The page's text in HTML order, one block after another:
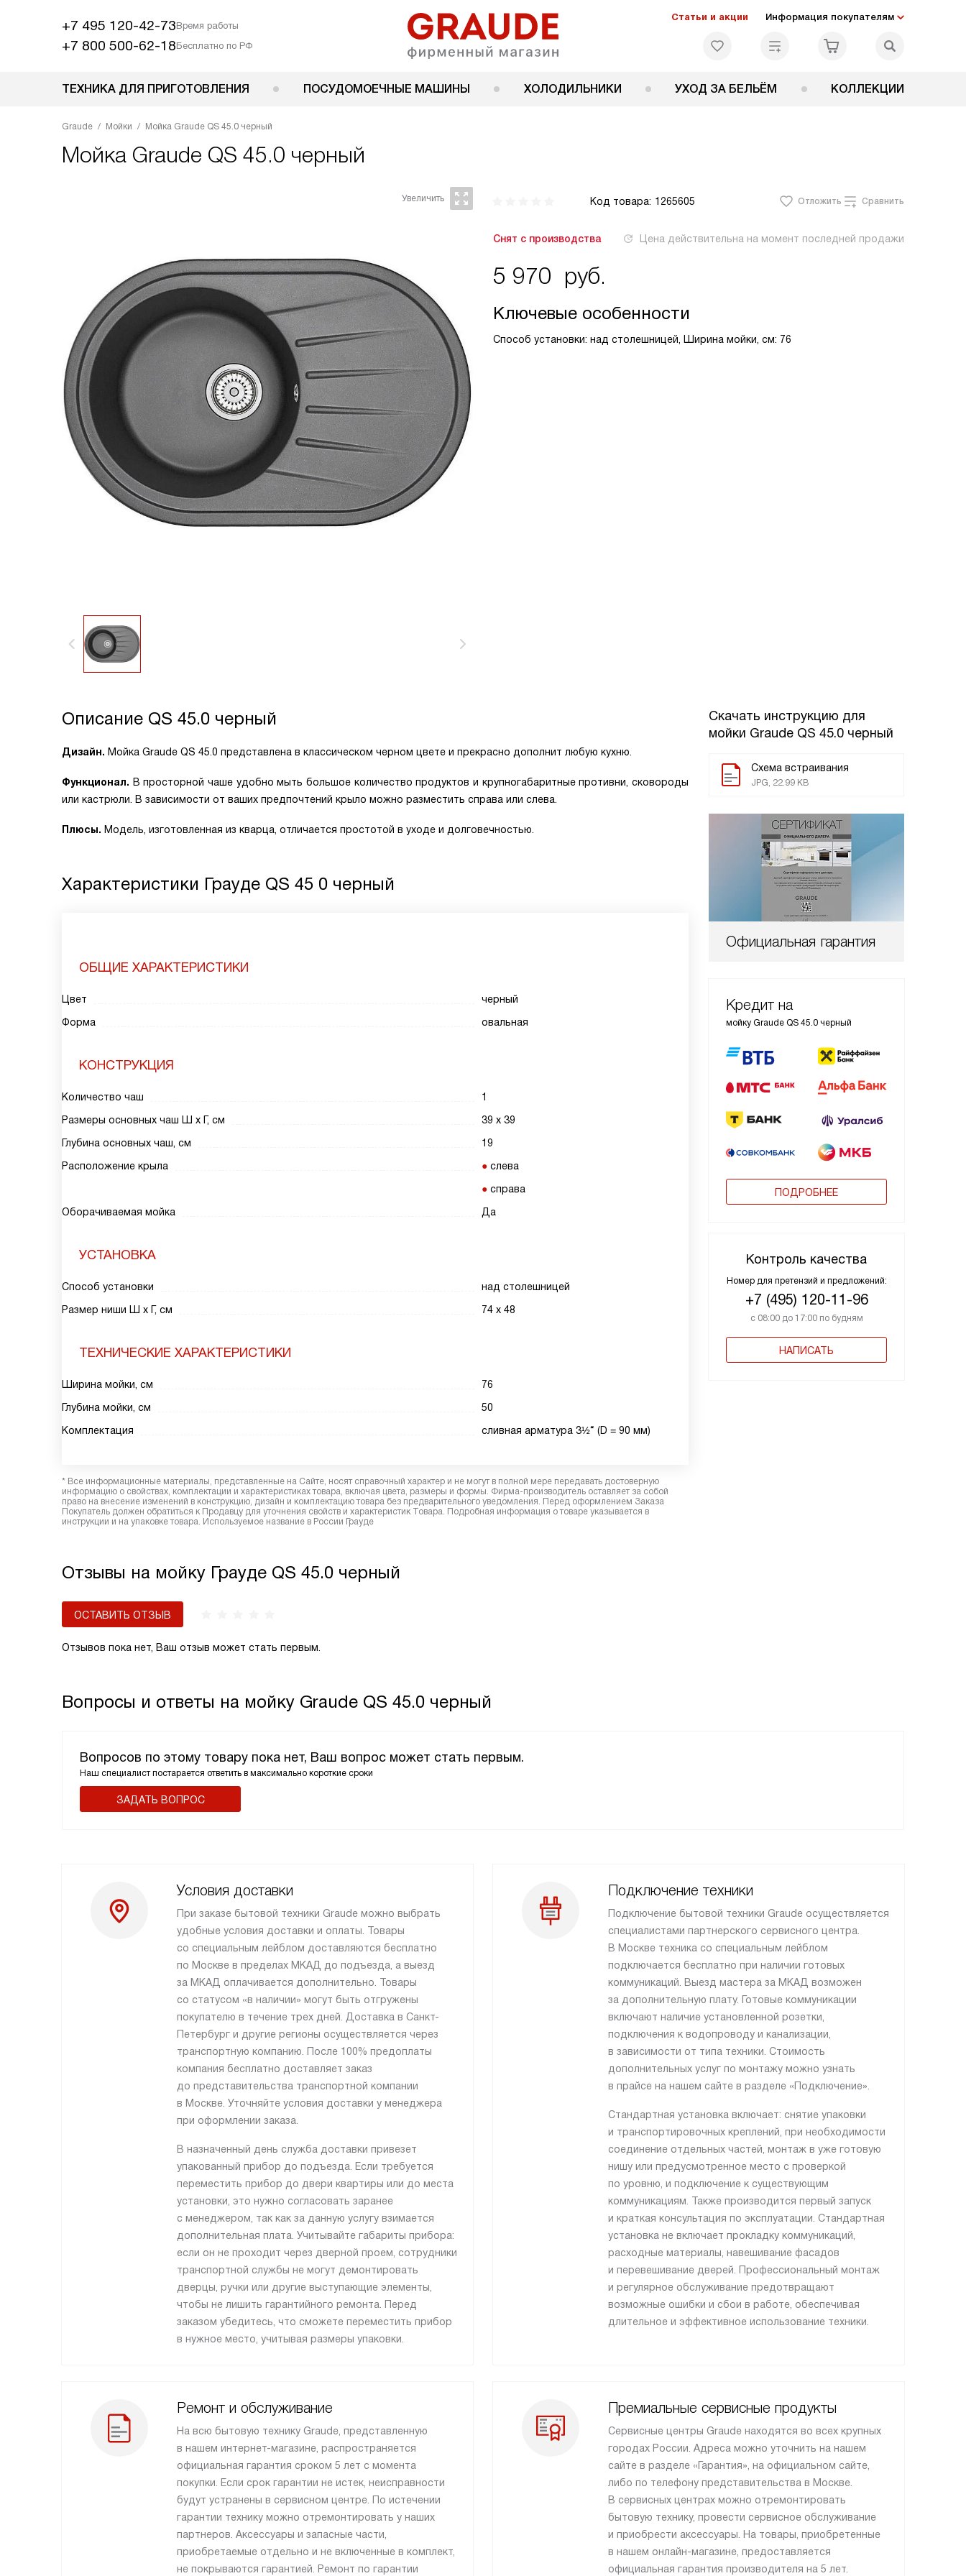
+7 495 120-42-73Время работы
+7 800 500-62-18Бесплатно по РФ
Статьи и акции Информация покупателям
ТЕХНИКА ДЛЯ ПРИГОТОВЛЕНИЯ ПОСУДОМОЕЧНЫЕ МАШИНЫ ХОЛОДИЛЬНИКИ УХОД ЗА БЕЛЬЁМ КОЛЛЕКЦИИ
Graude Мойки Мойка Graude QS 45.0 черный
Мойка Graude QS 45.0 черный
Код товара: 1265605 Отложить Сравнить
Снят с производства Цена действительна на момент последней продажи
5 970 руб.
Ключевые особенности
Способ установки: над столешницей, Ширина мойки, см: 76
Скачать инструкцию для
мойки Graude QS 45.0 черный
Схема встраивания
JPG, 22.99 KB
Официальная гарантия
Кредит на
мойку Graude QS 45.0 черный
ПОДРОБНЕЕ
Контроль качества
Номер для претензий и предложений:
+7 (495) 120-11-96
с 08:00 до 17:00 по будням
НАПИСАТЬ
Описание QS 45.0 черный
Дизайн. Мойка Graude QS 45.0 представлена в классическом черном цвете и прекрасно дополнит любую кухню.
Функционал. В просторной чаше удобно мыть большое количество продуктов и крупногабаритные противни, сковороды
или кастрюли. В зависимости от ваших предпочтений крыло можно разместить справа или слева.
Плюсы. Модель, изготовленная из кварца, отличается простотой в уходе и долговечностью.
Характеристики Грауде QS 45 0 черный
ОБЩИЕ ХАРАКТЕРИСТИКИ
Цвет
черный
Форма
овальная
КОНСТРУКЦИЯ
Количество чаш
1
Размеры основных чаш Ш х Г, см
39 х 39
Глубина основных чаш, см
19
Расположение крыла
слева
справа
Оборачиваемая мойка
Да
УСТАНОВКА
Способ установки
над столешницей
Размер ниши Ш х Г, см
74 х 48
ТЕХНИЧЕСКИЕ ХАРАКТЕРИСТИКИ
Ширина мойки, см
76
Глубина мойки, см
50
Комплектация
сливная арматура 3½“ (D = 90 мм)
* Все информационные материалы, представленные на Сайте, носят справочный характер и не могут в полной мере передавать достоверную
информацию о свойствах, комплектации и характеристиках товара, включая цвета, размеры и формы. Фирма-производитель оставляет за собой
право на внесение изменений в конструкцию, дизайн и комплектацию товара без предварительного уведомления. Перед оформлением Заказа
Покупатель должен обратиться к Продавцу для уточнения свойств и характеристик Товара. Подробная информация о товаре указывается в
инструкции и на упаковке товара. Используемое название в России Грауде
Отзывы на мойку Грауде QS 45.0 черный
ОСТАВИТЬ ОТЗЫВ
Отзывов пока нет, Ваш отзыв может стать первым.
Вопросы и ответы на мойку Graude QS 45.0 черный
Вопросов по этому товару пока нет, Ваш вопрос может стать первым.
Наш специалист постарается ответить в максимально короткие сроки
ЗАДАТЬ ВОПРОС
Условия доставки
При заказе бытовой техники Graude можно выбрать
удобные условия доставки и оплаты. Товары
со специальным лейблом доставляются бесплатно
по Москве в пределах МКАД до подъезда, а выезд
за МКАД оплачивается дополнительно. Товары
со статусом «в наличии» могут быть отгружены
покупателю в течение трех дней. Доставка в Санкт-
Петербург и другие регионы осуществляется через
транспортную компанию. После 100% предоплаты
компания бесплатно доставляет заказ
до представительства транспортной компании
в Москве. Уточняйте условия доставки у менеджера
при оформлении заказа.
В назначенный день служба доставки привезет
упакованный прибор до подъезда. Если требуется
переместить прибор до двери квартиры или до места
установки, это нужно согласовать заранее
с менеджером, так как за данную услугу взимается
дополнительная плата. Учитывайте габариты прибора:
если он не проходит через дверной проем, сотрудники
транспортной службы не могут демонтировать
дверцы, ручки или другие выступающие элементы,
чтобы не лишить гарантийного ремонта. Перед
заказом убедитесь, что сможете переместить прибор
в нужное место, учитывая размеры упаковки.
Подключение техники
Подключение бытовой техники Graude осуществляется
специалистами партнерского сервисного центра.
В Москве техника со специальным лейблом
подключается бесплатно при наличии готовых
коммуникаций. Выезд мастера за МКАД возможен
за дополнительную плату. Готовые коммуникации
включают наличие установленной розетки,
подключения к водопроводу и канализации,
в зависимости от типа техники. Стоимость
дополнительных услуг по монтажу можно узнать
в прайсе на нашем сайте в разделе «Подключение».
Стандартная установка включает: снятие упаковки
и транспортировочных креплений, при необходимости
соединение отдельных частей, монтаж в уже готовую
нишу или предусмотренное место с проверкой
по уровню, и подключение к существующим
коммуникациям. Также производится первый запуск
и краткая консультация по эксплуатации. Стандартная
установка не включает прокладку коммуникаций,
расходные материалы, навешивание фасадов
и перевешивание дверей. Профессиональный монтаж
и регулярное обслуживание предотвращают
возможные ошибки и сбои в работе, обеспечивая
длительное и эффективное использование техники.
Ремонт и обслуживание
На всю бытовую технику Graude, представленную
в нашем интернет-магазине, распространяется
официальная гарантия сроком 5 лет с момента
покупки. Если срок гарантии не истек, неисправности
будут устранены в сервисном центре. По истечении
гарантии технику можно отремонтировать у наших
партнеров. Аксессуары и запасные части,
приобретаемые отдельно и не включенные в комплект,
не покрываются гарантией. Ремонт по гарантии
Премиальные сервисные продукты
Сервисные центры Graude находятся во всех крупных
городах России. Адреса можно уточнить на нашем
сайте в разделе «Гарантия», на официальном сайте,
либо по телефону представительства в Москве.
В сервисных центрах можно отремонтировать
бытовую технику, провести сервисное обслуживание
и приобрести аксессуары. На товары, приобретенные
в нашем онлайн-магазине, предоставляется
официальная гарантия производителя на 5 лет.